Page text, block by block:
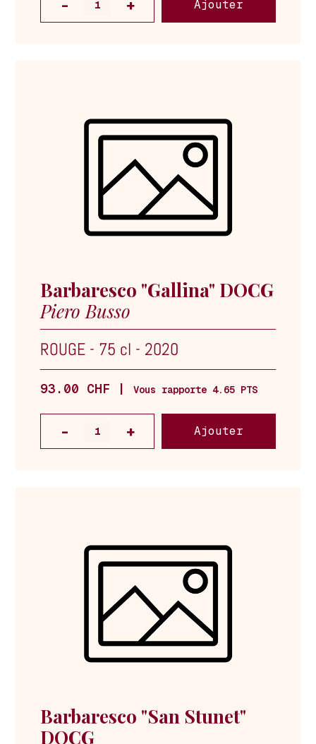
Ajouter
Barbaresco "Gallina" DOCG
Piero Busso
ROUGE - 75 cl - 2020
93.00 CHF | Vous rapporte 4.65 PTS
Ajouter
Barbaresco "San Stunet"
DOCG